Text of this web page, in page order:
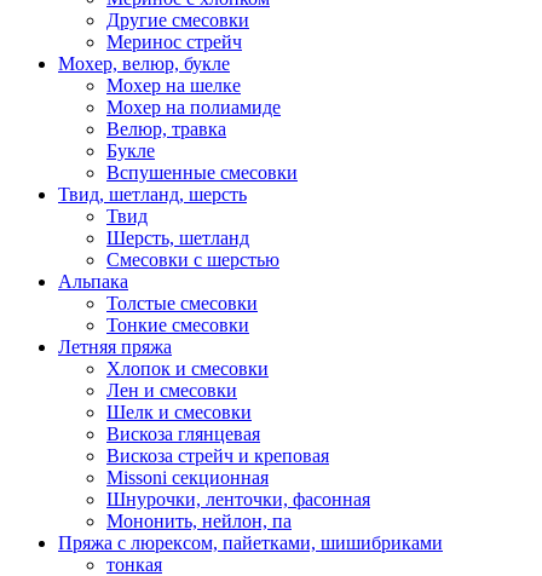
Другие смесовки
Меринос стрейч
Мохер, велюр, букле
Мохер на шелке
Мохер на полиамиде
Велюр, травка
Букле
Вспушенные смесовки
Твид, шетланд, шерсть
Твид
Шерсть, шетланд
Смесовки с шерстью
Альпака
Толстые смесовки
Тонкие смесовки
Летняя пряжа
Хлопок и смесовки
Лен и смесовки
Шелк и смесовки
Вискоза глянцевая
Вискоза стрейч и креповая
Missoni секционная
Шнурочки, ленточки, фасонная
Мононить, нейлон, па
Пряжа с люрексом, пайетками, шишибриками
тонкая